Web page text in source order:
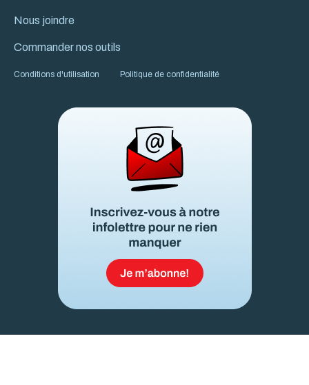
Nous joindre
Commander nos outils
Conditions d'utilisation Politique de confidentialité